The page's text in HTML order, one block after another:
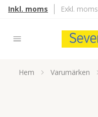
Inkl. moms Exkl. moms
Hem Varumärken